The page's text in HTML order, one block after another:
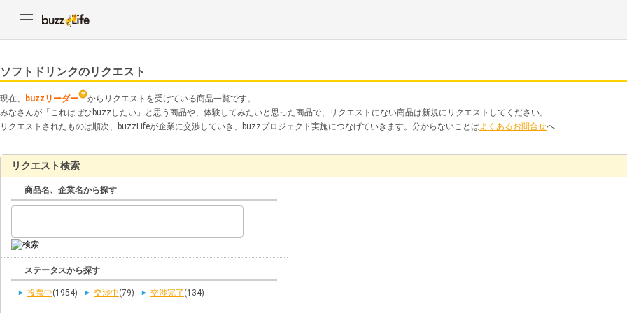
ソフトドリンクのリクエスト
現在、 buzzリーダー
からリクエストを受けている商品一覧です。
みなさんが「これはぜひbuzzしたい」と思う商品や、体験してみたいと思った商品で、リクエストにない商品は新規にリクエストしてください。
リクエストされたものは順次、buzzLifeが企業に交渉していき、buzzプロジェクト実施につなげていきます。分からないことはよくあるお問合せへ
リクエスト検索
商品名、企業名から探す
ステータスから探す
投票中(1954) 交渉中(79) 交渉完了 (134)